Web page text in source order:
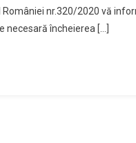
nr.320/2020 vă
necesară încheierea […]